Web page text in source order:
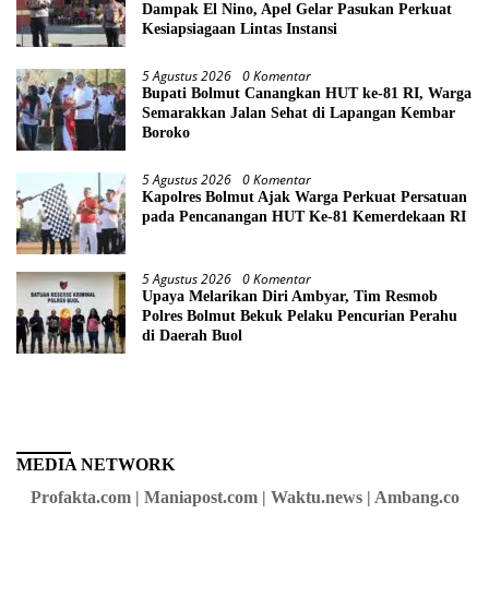
Dampak El Nino, Apel Gelar Pasukan Perkuat
Kesiapsiagaan Lintas Instansi
5 Agustus 2026 0 Komentar
Bupati Bolmut Canangkan HUT ke-81 RI, Warga
Semarakkan Jalan Sehat di Lapangan Kembar
Boroko
5 Agustus 2026 0 Komentar
Kapolres Bolmut Ajak Warga Perkuat Persatuan
pada Pencanangan HUT Ke-81 Kemerdekaan RI
5 Agustus 2026 0 Komentar
Upaya Melarikan Diri Ambyar, Tim Resmob
Polres Bolmut Bekuk Pelaku Pencurian Perahu
di Daerah Buol
MEDIA NETWORK
Profakta.com | Maniapost.com | Waktu.news | Ambang.co